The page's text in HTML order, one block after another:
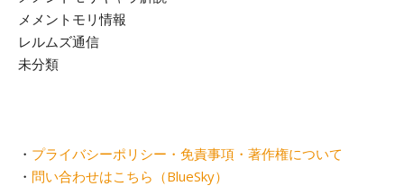
メメントモリ情報
レルムズ通信
未分類
・ プライバシーポリシー・免責事項・著作権について
・ 問い合わせはこちら（BlueSky）